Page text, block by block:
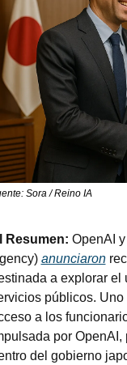
Sora / Reino IA
Resumen: OpenAI
anunciaron
a explorar el
públicos.
a los
por OpenAI,
del gobierno